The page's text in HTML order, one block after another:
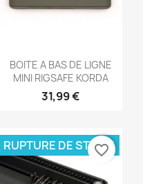
Aperçu rapide
BOITE A BAS DE LIGNE
MINI RIGSAFE KORDA
31,99 €
RUPTURE DE STOCK
favorite_border